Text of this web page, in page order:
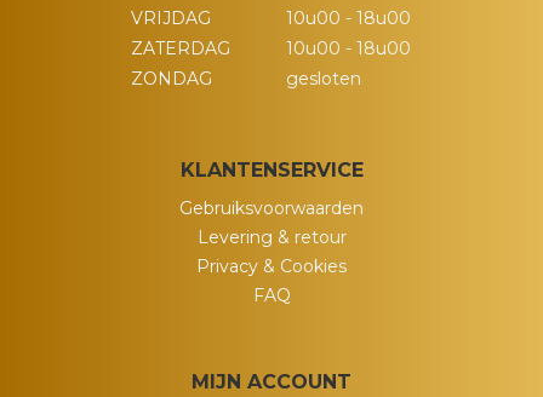
VRIJDAG
10u00 - 18u00
ZATERDAG
10u00 - 18u00
ZONDAG
gesloten
KLANTENSERVICE
Gebruiksvoorwaarden
Levering & retour
Privacy & Cookies
FAQ
MIJN ACCOUNT